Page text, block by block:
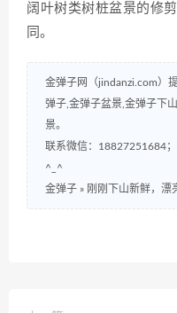
阔叶树类树桩盆景的修
同。
金弹子网（jindanzi.com）
弹子,金弹子盆景,金弹子下
景。
联系微信：18827251684
^_^
金弹子 » 刚刚下山新鲜，漂